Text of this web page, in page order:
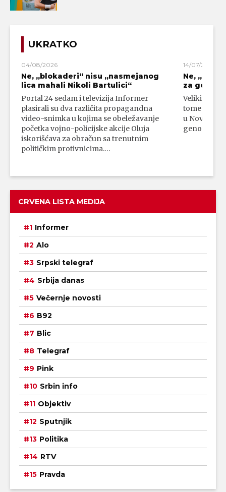
UKRATKO
04/08/2026
Ne, „blokaderi“ nisu „nasmejanog
lica mahali Nikoli Bartulici“
Portal 24 sedam i televizija Informer
plasirali su dva različita propagandna
video-snimka u kojima se obeležavanje
početka vojno-policijske akcije Oluja
iskorišćava za obračun sa trenutnim
političkim protivnicima.…
14/07/2026
Ne,
za
Veliki broj
tome da su
u Novom
genocidni
CRVENA LISTA MEDIJA
Informer
Alo
Srpski telegraf
Srbija danas
Večernje novosti
B92
Blic
Telegraf
Pink
Srbin info
Objektiv
Sputnjik
Politika
RTV
Pravda